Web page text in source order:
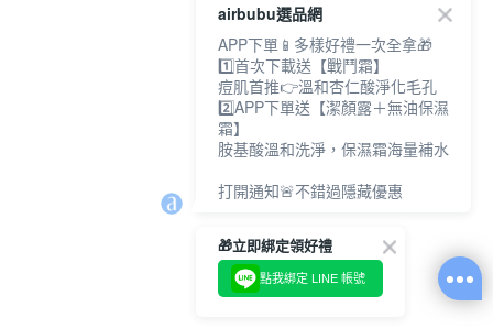
airbubu選品網
APP下單📱多樣好禮一次全拿🎁
1️⃣首次下載送【戰鬥霜】
痘肌首推👉溫和杏仁酸淨化毛孔
2️⃣APP下單送【潔顏露＋無油保濕
霜】
胺基酸溫和洗淨，保濕霜海量補水
打開通知🚨不錯過隱藏優惠
🎁立即綁定領好禮
點我綁定 LINE 帳號